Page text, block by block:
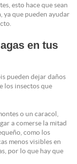
esto hace que sean
ya que pueden ayudar
en tus
pueden dejar daños
los insectos que
o un caracol,
a comerse la mitad
como los
menos visibles en
por lo que hay que